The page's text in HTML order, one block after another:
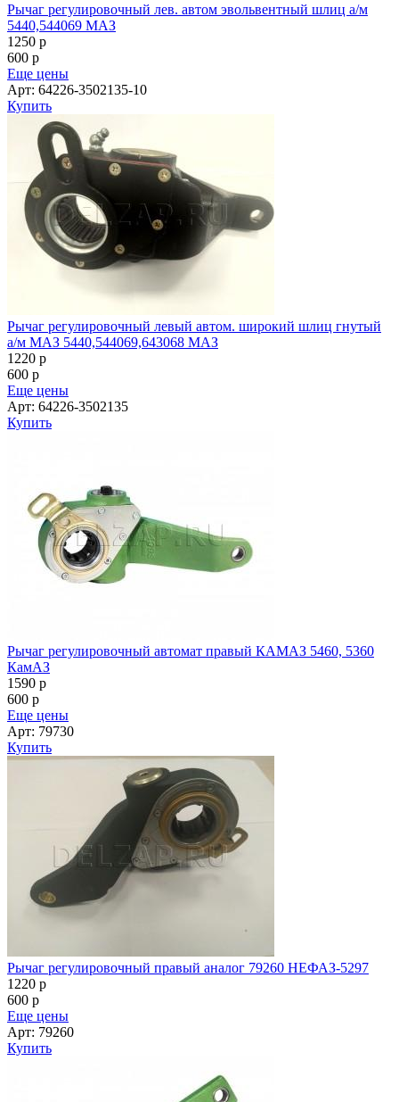
Рычаг регулировочный лев. автом эвольвентный шлиц а/м
5440,544069 МАЗ
1250 p
600 p
Еще цены
Арт: 64226-3502135-10
Купить
Рычаг регулировочный левый автом. широкий шлиц гнутый
а/м МАЗ 5440,544069,643068 МАЗ
1220 p
600 p
Еще цены
Арт: 64226-3502135
Купить
Рычаг регулировочный автомат правый КАМАЗ 5460, 5360
КамАЗ
1590 p
600 p
Еще цены
Арт: 79730
Купить
Рычаг регулировочный правый аналог 79260 НЕФАЗ-5297
1220 p
600 p
Еще цены
Арт: 79260
Купить